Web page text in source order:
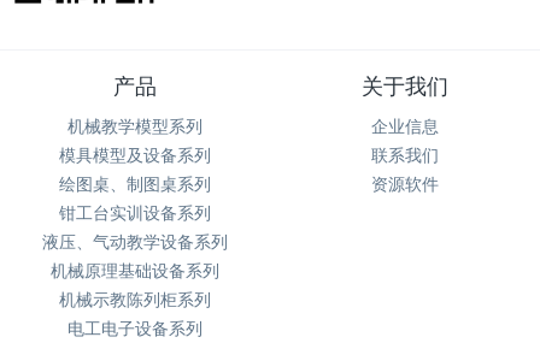
产品
机械教学模型系列
模具模型及设备系列
绘图桌、制图桌系列
钳工台实训设备系列
液压、气动教学设备系列
机械原理基础设备系列
机械示教陈列柜系列
电工电子设备系列
关于我们
企业信息
联系我们
资源软件